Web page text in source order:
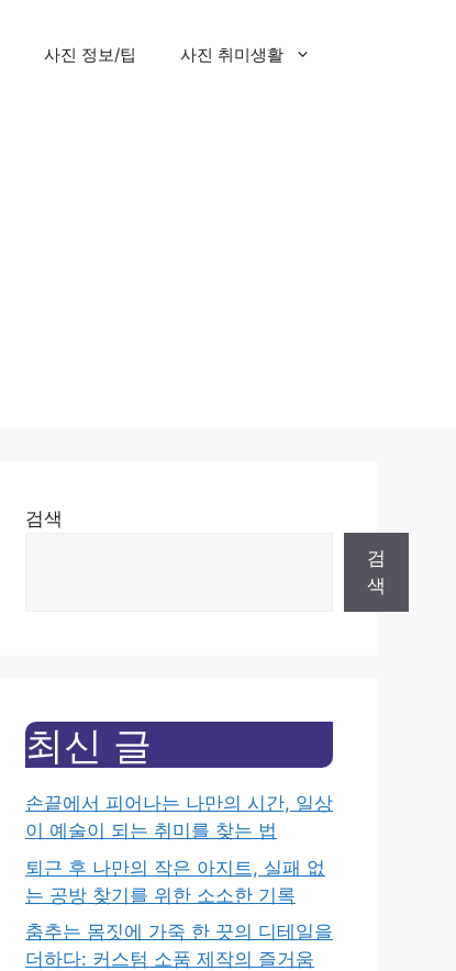
사진 정보/팁 사진 취미생활
검색
검
색
최신 글
손끝에서 피어나는 나만의 시간, 일상
이 예술이 되는 취미를 찾는 법
퇴근 후 나만의 작은 아지트, 실패 없
는 공방 찾기를 위한 소소한 기록
춤추는 몸짓에 가죽 한 끗의 디테일을
더하다: 커스텀 소품 제작의 즐거움